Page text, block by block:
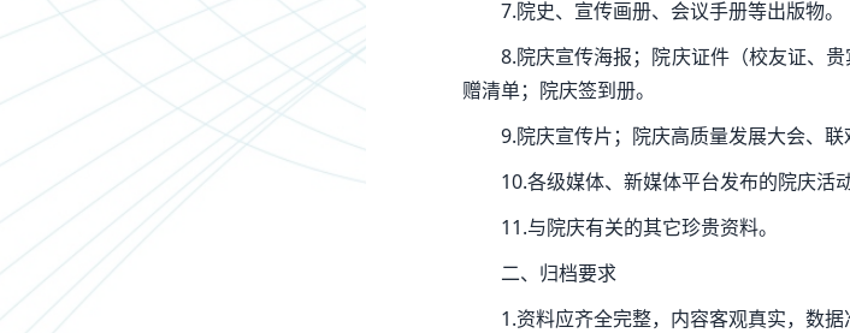
7.院史、宣传画册、会议手册等出版物。
8.院庆宣传海报；院庆证件（校友证、
赠清单；院庆签到册。
9.院庆宣传片；院庆高质量发展大会、
10.各级媒体、新媒体平台发布的院庆活
11.与院庆有关的其它珍贵资料。
二、归档要求
1.资料应齐全完整，内容客观真实，数